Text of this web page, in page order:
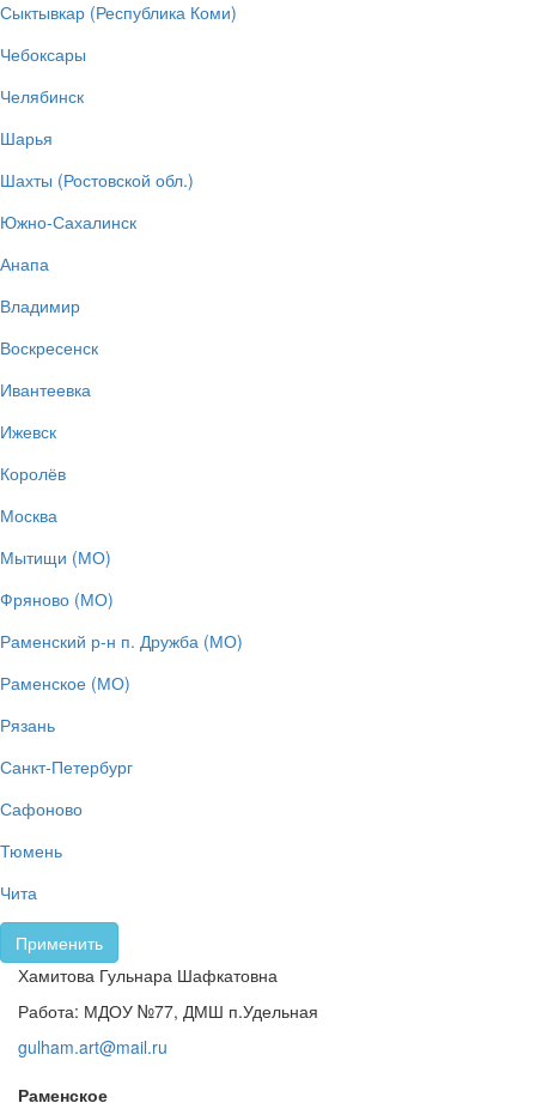
Сыктывкар (Республика Коми)
Чебоксары
Челябинск
Шарья
Шахты (Ростовской обл.)
Южно-Сахалинск
Анапа
Владимир
Воскресенск
Ивантеевка
Ижевск
Королёв
Москва
Мытищи (МО)
Фряново (МО)
Раменский р-н п. Дружба (МО)
Раменское (МО)
Рязань
Санкт-Петербург
Сафоново
Тюмень
Чита
Применить
Хамитова Гульнара Шафкатовна
Работа: МДОУ №77, ДМШ п.Удельная
gulham.art@mail.ru
Раменское